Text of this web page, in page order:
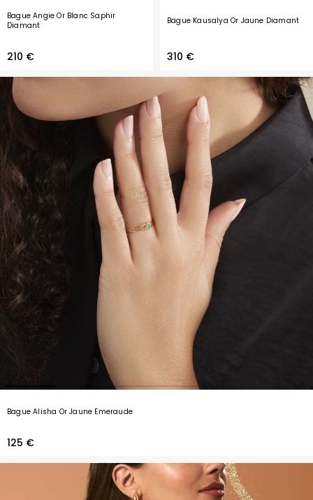
Bague Angie Or Blanc Saphir
Diamant
210 €
Bague Kausalya Or Jaune Diamant
310 €
Bague Alisha Or Jaune Emeraude
125 €